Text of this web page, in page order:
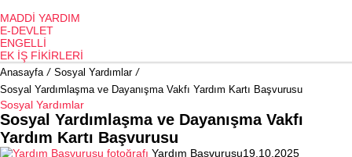
MADDI YARDIM
E-DEVLET
ENGELLI
EK İŞ FIKIRLERI
Anasayfa / Sosyal Yardımlar /
Sosyal Yardımlaşma ve Dayanışma Vakfı Yardım Kartı Başvurusu
Sosyal Yardımlar
Sosyal Yardımlaşma ve Dayanışma Vakfı
Yardım Kartı Başvurusu
Yardım Başvurusu19.10.2025